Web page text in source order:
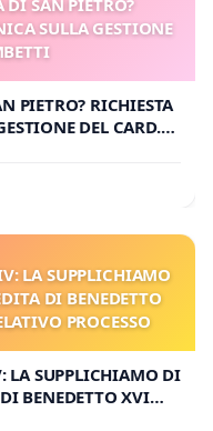
SULLA GESTIONE
PIETRO? RICHIESTA
DEL CARD.
LA SUPPLICHIAMO
DI BENEDETTO
PROCESSO
LA SUPPLICHIAMO DI
BENEDETTO XVI